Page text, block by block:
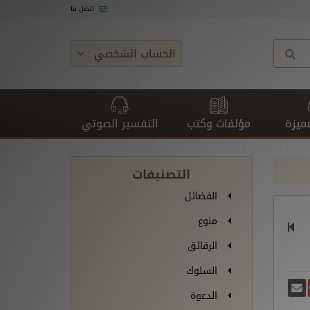
اتصل بنا
الحساب الشخصي
مؤلفات وكتب التفسير الصوتي
شارك على غوغل بلس
التصنيفات
الفضائل
منوع
الرقائق
السلوك
الدعوة